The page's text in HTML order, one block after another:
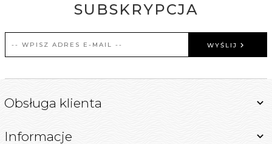
SUBSKRYPCJA
WYŚLIJ
Obsługa klienta
Informacje